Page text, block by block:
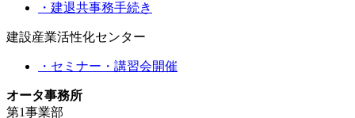
・建退共事務手続き
建設産業活性化センター
・セミナー・講習会開催
オータ事務所
第1事業部